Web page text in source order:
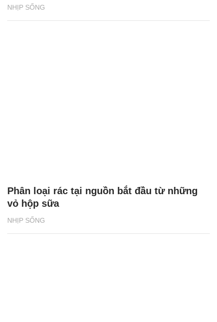
NHỊP SỐNG
NHỊP SỐNG
Phân loại rác tại nguồn bắt đầu từ những
vỏ hộp sữa